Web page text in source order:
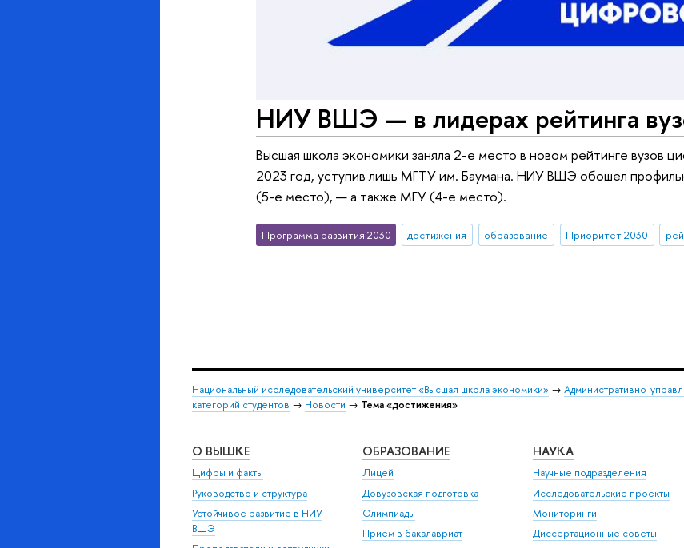
НИУ ВШЭ — в лидерах рейтинга
Высшая школа экономики заняла 2-е место в новом рейтинге вузов
2023 год, уступив лишь МГТУ им. Баумана. НИУ ВШЭ обошел
(5-е место), — а также МГУ (4-е место).
Программа развития 2030 достижения образование Приоритет 2030
Национальный исследовательский университет «Высшая школа экономики» → Административно-
категорий студентов → Новости → Тема «достижения»
О ВЫШКЕ
Цифры и факты
Руководство и структура
Устойчивое развитие в НИУ
ВШЭ
ОБРАЗОВАНИЕ
Лицей
Довузовская подготовка
Олимпиады
Прием в бакалавриат
НАУКА
Научные подразделения
Исследовательские проекты
Мониторинги
Диссертационные советы